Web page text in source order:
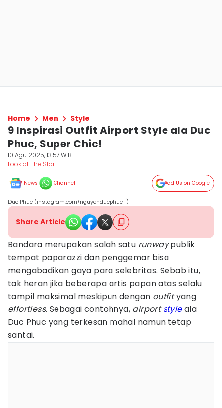
Home Men Style
9 Inspirasi Outfit Airport Style ala Duc
Phuc, Super Chic!
10 Agu 2025, 13:57 WIB
Look at The Star
News Channel Add Us on Google
Duc Phuc (instagram.com/nguyenducphuc_)
Share Article
Bandara merupakan salah satu runwaypublik
tempat paparazzi dan penggemar bisa
mengabadikan gaya para selebritas. Sebab itu,
tak heran jika beberapa artis papan atas selalu
tampil maksimal meskipun dengan outfityang
effortless. Sebagai contohnya, airportstyleala
Duc Phuc yang terkesan mahal namun tetap
santai.